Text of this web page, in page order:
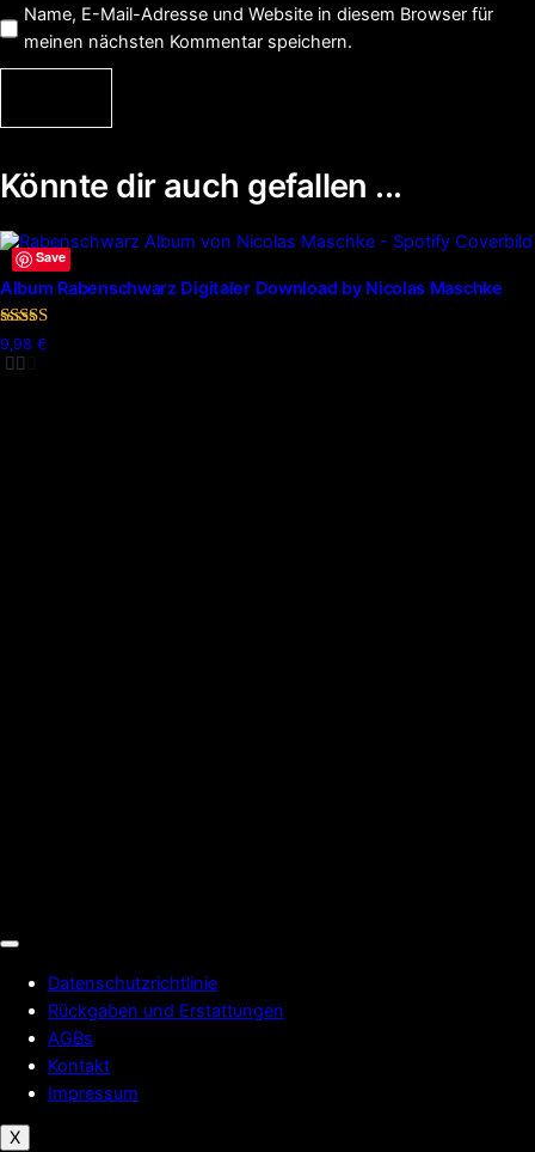
Name, E-Mail-Adresse und Website in diesem Browser für
meinen nächsten Kommentar speichern.
Könnte dir auch gefallen ...
Save
Album Rabenschwarz Digitaler Download by Nicolas Maschke
Bewertet
mit
5.00
9,98 €
Datenschutzrichtlinie
Rückgaben und Erstattungen
AGBs
Kontakt
Impressum
X